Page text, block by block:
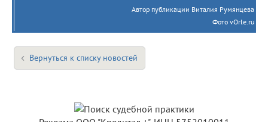
Автор публикации Виталия Румянцева
Фото vOrle.ru
Вернуться к списку новостей